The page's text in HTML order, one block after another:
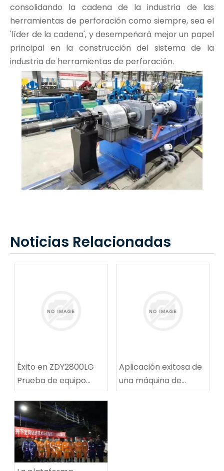
consolidando la cadena de la industria de las
herramientas de perforación como siempre, sea el
'líder de la cadena', y desempeñará mejor un papel
principal en la construcción del sistema de la
industria de herramientas de perforación.
Noticias Relacionadas
Éxito en ZDY2800LG
Prueba de equipo
técnico de
perforación espiral de
alta velocidad
Aplicación exitosa de
una máquina de
reparación de rutas